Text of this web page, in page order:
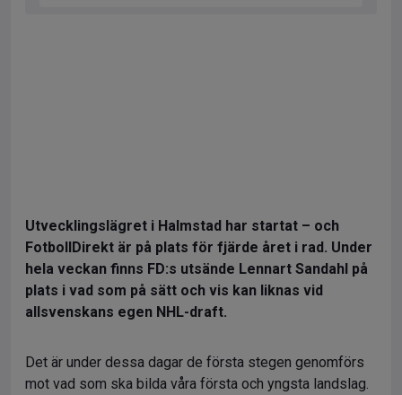
Utvecklingslägret i Halmstad har startat – och
FotbollDirekt är på plats för fjärde året i rad. Under
hela veckan finns FD:s utsände Lennart Sandahl på
plats i vad som på sätt och vis kan liknas vid
allsvenskans egen NHL-draft.
Det är under dessa dagar de första stegen genomförs
mot vad som ska bilda våra första och yngsta landslag.